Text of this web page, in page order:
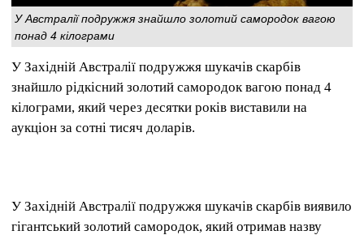
У Австралії подружжя знайшло золотий самородок вагою
понад 4 кілограми
У Західній Австралії подружжя шукачів скарбів
знайшло рідкісний золотий самородок вагою понад 4
кілограми, який через десятки років виставили на
аукціон за сотні тисяч доларів.
У Західній Австралії подружжя шукачів скарбів виявило
гігантський золотий самородок, який отримав назву